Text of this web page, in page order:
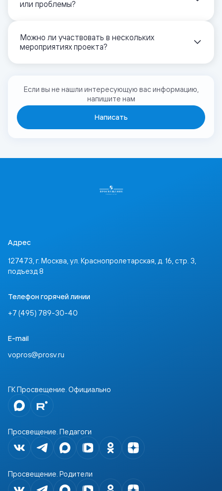
или проблемы?
Можно ли участвовать в нескольких
мероприятиях проекта?
Если вы не нашли интересующую вас информацию,
напишите нам
Написать
Адрес
127473, г. Москва, ул. Краснопролетарская, д. 16, стр. 3,
подъезд 8
Телефон горячей линии
+7 (495) 789-30-40
E-mail
vopros@prosv.ru
ГК Просвещение. Официально
Просвещение. Педагоги
Просвещение. Родители